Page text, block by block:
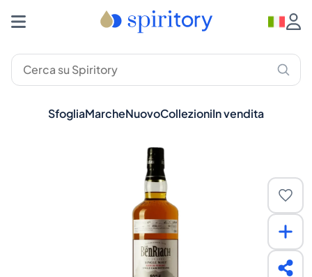
SfogliaMarcheNuovoCollezioniIn vendita